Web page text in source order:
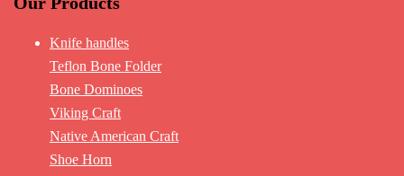
Knife handles
Teflon Bone Folder
Bone Dominoes
Viking Craft
Native American Craft
Shoe Horn